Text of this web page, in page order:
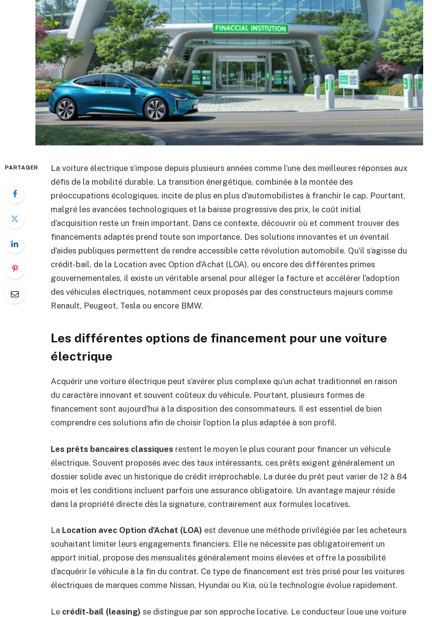
PARTAGER
La voiture électrique s’impose depuis plusieurs années comme l’une des meilleures réponses aux
défis de la mobilité durable. La transition énergétique, combinée à la montée des
préoccupations écologiques, incite de plus en plus d’automobilistes à franchir le cap. Pourtant,
malgré les avancées technologiques et la baisse progressive des prix, le coût initial
d’acquisition reste un frein important. Dans ce contexte, découvrir où et comment trouver des
financements adaptés prend toute son importance. Des solutions innovantes et un éventail
d’aides publiques permettent de rendre accessible cette révolution automobile. Qu’il s’agisse du
crédit-bail, de la Location avec Option d’Achat (LOA), ou encore des différentes primes
gouvernementales, il existe un véritable arsenal pour alléger la facture et accélérer l’adoption
des véhicules électriques, notamment ceux proposés par des constructeurs majeurs comme
Renault, Peugeot, Tesla ou encore BMW.
Les différentes options de financement pour une voiture
électrique
Acquérir une voiture électrique peut s’avérer plus complexe qu’un achat traditionnel en raison
du caractère innovant et souvent coûteux du véhicule. Pourtant, plusieurs formes de
financement sont aujourd’hui à la disposition des consommateurs. Il est essentiel de bien
comprendre ces solutions afin de choisir l’option la plus adaptée à son profil.
Les prêts bancaires classiques restent le moyen le plus courant pour financer un véhicule
électrique. Souvent proposés avec des taux intéressants, ces prêts exigent généralement un
dossier solide avec un historique de crédit irréprochable. La durée du prêt peut varier de 12 à 84
mois et les conditions incluent parfois une assurance obligatoire. Un avantage majeur réside
dans la propriété directe dès la signature, contrairement aux formules locatives.
La Location avec Option d’Achat (LOA) est devenue une méthode privilégiée par les acheteurs
souhaitant limiter leurs engagements financiers. Elle ne nécessite pas obligatoirement un
apport initial, propose des mensualités généralement moins élevées et offre la possibilité
d’acquérir le véhicule à la fin du contrat. Ce type de financement est très prisé pour les voitures
électriques de marques comme Nissan, Hyundai ou Kia, où la technologie évolue rapidement.
Le crédit-bail (leasing) se distingue par son approche locative. Le conducteur loue une voiture